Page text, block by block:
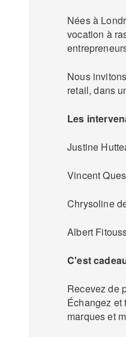
Nées à
vocation à
Nous
retail, dans
Les
Justine
Vincent
Chrysoline
Albert
C'est
Recevez de
Échangez et
marques et